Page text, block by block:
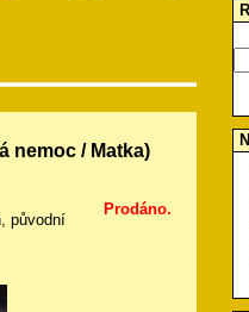
Prodáno.
nemoc / Matka)
původní